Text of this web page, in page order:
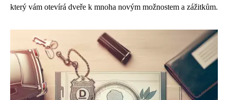
který vám otevírá dveře k mnoha novým možnostem a zážitkům.